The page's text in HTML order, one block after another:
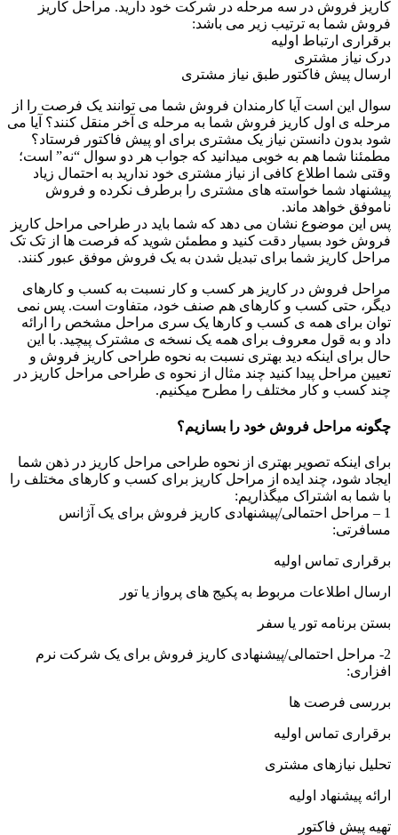
کاریز فروش در سه مرحله در شرکت خود دارید. مراحل کاریز
فروش شما به ترتیب زیر می باشد:
برقراری ارتباط اولیه
درک نیاز مشتری
ارسال پیش فاکتور طبق نیاز مشتری
سوال این است آیا کارمندان فروش شما می توانند یک فرصت را از
مرحله ی اول کاریز فروش شما به مرحله ی آخر منقل کنند؟ آیا می
شود بدون دانستن نیاز یک مشتری برای او پیش فاکتور فرستاد؟
مطمئنا شما هم به خوبی میدانید که جواب هر دو سوال “نه” است؛
وقتی شما اطلاع کافی از نیاز مشتری خود ندارید به احتمال زیاد
پیشنهاد شما خواسته های مشتری را برطرف نکرده و فروش
ناموفق خواهد ماند.
پس این موضوع نشان می دهد که شما باید در طراحی مراحل کاریز
فروش خود بسیار دقت کنید و مطمئن شوید که فرصت ها از تک تک
مراحل کاریز شما برای تبدیل شدن به یک فروش موفق عبور کنند.
مراحل فروش در کاریز هر کسب و کار نسبت به کسب و کارهای
دیگر، حتی کسب و کارهای هم صنف خود، متفاوت است. پس نمی
توان برای همه ی کسب و کارها یک سری مراحل مشخص را ارائه
داد و به قول معروف برای همه یک نسخه ی مشترک پیچید. با این
حال برای اینکه دید بهتری نسبت به نحوه طراحی کاریز فروش و
تعیین مراحل پیدا کنید چند مثال از نحوه ی طراحی مراحل کاریز در
چند کسب و کار مختلف را مطرح میکنیم.
چگونه مراحل فروش خود را بسازیم؟
برای اینکه تصویر بهتری از نحوه طراحی مراحل کاریز در ذهن شما
ایجاد شود، چند ایده از مراحل کاریز برای کسب و کارهای مختلف را
با شما به اشتراک میگذاریم:
1 – مراحل احتمالی/پیشنهادی کاریز فروش برای یک آژانس
مسافرتی:
برقراری تماس اولیه
ارسال اطلاعات مربوط به پکیج های پرواز یا تور
بستن برنامه تور یا سفر
2- مراحل احتمالی/پیشنهادی کاریز فروش برای یک شرکت نرم
افزاری:
بررسی فرصت ها
برقراری تماس اولیه
تحلیل نیازهای مشتری
ارائه پیشنهاد اولیه
تهیه پیش فاکتور